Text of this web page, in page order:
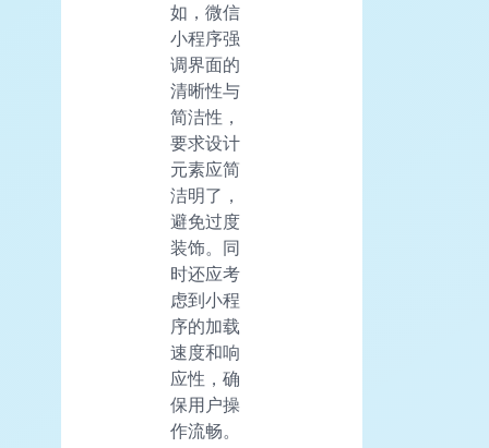
如，微信
小程序强
调界面的
清晰性与
简洁性，
要求设计
元素应简
洁明了，
避免过度
装饰。同
时还应考
虑到小程
序的加载
速度和响
应性，确
保用户操
作流畅。